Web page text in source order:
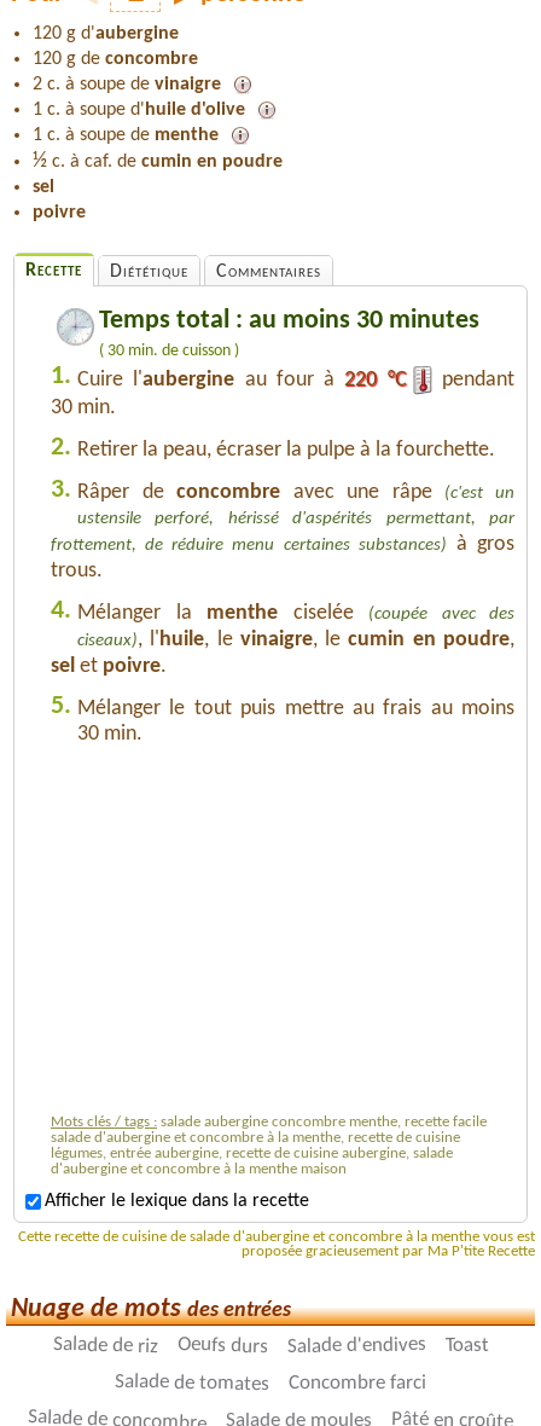
120 g d'aubergine
120 g de concombre
2 c. à soupe de vinaigre
1 c. à soupe d' huile d'olive
1 c. à soupe de menthe
½ c. à caf. de cumin en poudre
sel
poivre
Recette Diététique Commentaires
Temps total : au moins 30 minutes
( 30 min. de cuisson )
1. Cuire l'aubergine au four à220 °C
pendant
30 min.
2. Retirer la peau, écraser la pulpe à la fourchette.
3. Râper deconcombre avec une râpe
(c'est un
ustensile perforé, hérissé d'aspérités permettant, par
frottement, de réduire menu certaines substances) à gros
trous.
4. Mélanger la menthe ciselée
(coupée avec des
ciseaux), l' huile, le vinaigre, lecumin en poudre,
sel et poivre.
5. Mélanger le tout puis mettre au frais au moins
30 min.
Mots clés / tags : salade aubergine concombre menthe, recette facile
salade d'aubergine et concombre à la menthe, recette de cuisine
légumes, entrée aubergine, recette de cuisine aubergine, salade
d'aubergine et concombre à la menthe maison
Afficher le lexique dans la recette
Cette recette de cuisine de salade d'aubergine et concombre à la menthe vous est
proposée gracieusement par Ma P'tite Recette
Nuage de motsdes entrées
Salade de riz Oeufs durs Salade d'endives Toast
Salade de tomates Concombre farci
Salade de concombre Salade de moules Pâté en croûte